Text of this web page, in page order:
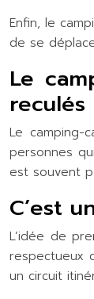
Enfin, le
de se
Le
reculés
Le
personnes
est souvent
C’est
L’idée de
respectueux
un circuit